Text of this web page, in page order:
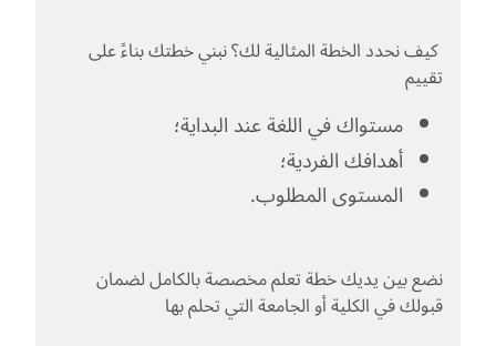
كيف نحدد الخطة المثالية لك؟ نبني خطتك بناءً على
تقييم
مستواك في اللغة عند البداية؛
أهدافك الفردية؛
المستوى المطلوب.
نضع بين يديك خطة تعلم مخصصة بالكامل لضمان
قبولك في الكلية أو الجامعة التي تحلم بها